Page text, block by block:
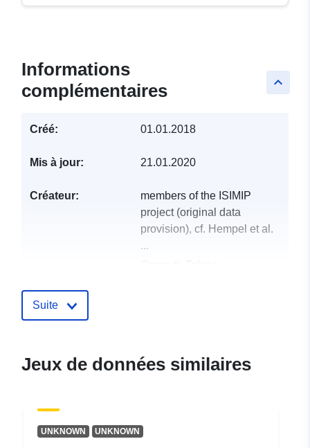
keyboard_arrow_up
Informations
complémentaires
Créé: 01.01.2018
Mis à jour: 21.01.2020
Créateur:
members of the ISIMIP
project (original data
provision), cf. Hempel et al.
...
éditeur:
Mise à jour sur data.europa.eu:
Identificateurs: https://doi.org/10.5281/
Suite
Jeux de données similaires
UNKNOWN UNKNOWN